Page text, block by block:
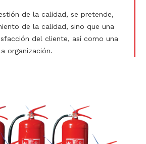
de la calidad, se pretende,
de la calidad, sino que una
del cliente, así como una
organización.